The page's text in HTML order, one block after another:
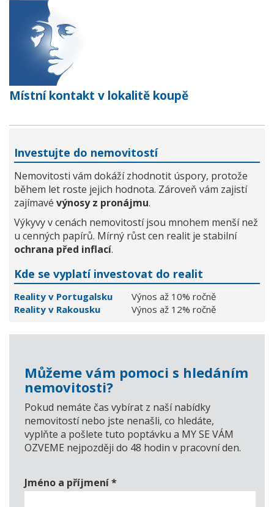
Místní kontakt v lokalitě koupě
Investujte do nemovitostí
Nemovitosti vám dokáží zhodnotit úspory, protože
během let roste jejich hodnota. Zároveň vám zajistí
zajímavé výnosy z pronájmu.
Výkyvy v cenách nemovitostí jsou mnohem menší než
u cenných papírů. Mírný růst cen realit je stabilní
ochrana před inflací.
Kde se vyplatí investovat do realit
Reality v Portugalsku
Výnos až 10% ročně
Reality v Rakousku
Výnos až 12% ročně
Můžeme vám pomoci s hledáním
nemovitosti?
Pokud nemáte čas vybírat z naší nabídky
nemovitostí nebo jste nenašli, co hledáte,
vyplňte a pošlete tuto poptávku a MY SE VÁM
OZVEME nejpozději do 48 hodin v pracovní den.
Jméno a příjmení*